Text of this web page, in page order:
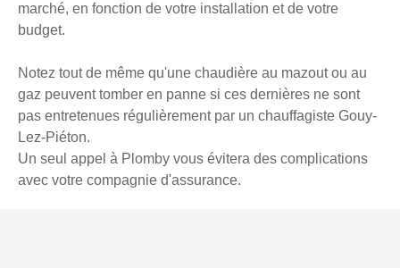
marché, en fonction de votre installation et de votre
budget.
Notez tout de même qu'une chaudière au mazout ou au
gaz peuvent tomber en panne si ces dernières ne sont
pas entretenues régulièrement par un chauffagiste Gouy-
Lez-Piéton.
Un seul appel à Plomby vous évitera des complications
avec votre compagnie d'assurance.